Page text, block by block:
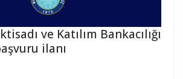
ve Katılım Bankacılığı
ilanı